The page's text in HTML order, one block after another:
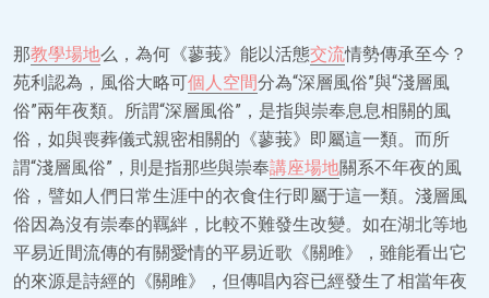
那教學場地么，為何《蓼莪》能以活態交流情勢傳承至今？
苑利認為，風俗大略可個人空間分為“深層風俗”與“淺層風
俗”兩年夜類。所謂“深層風俗”，是指與崇奉息息相關的風
俗，如與喪葬儀式親密相關的《蓼莪》即屬這一類。而所
謂“淺層風俗”，則是指那些與崇奉講座場地關系不年夜的風
俗，譬如人們日常生涯中的衣食住行即屬于這一類。淺層風
俗因為沒有崇奉的羈絆，比較不難發生改變。如在湖北等地
平易近間流傳的有關愛情的平易近歌《關雎》，雖能看出它
的來源是詩經的《關雎》，但傳唱內容已經發生了相當年夜